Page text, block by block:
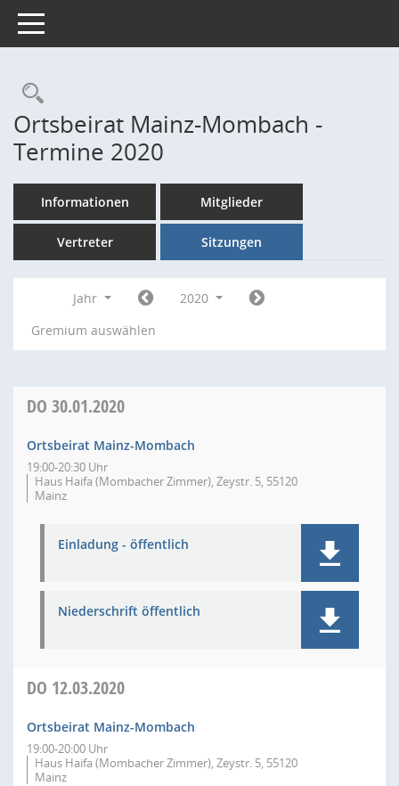
Toggle navigation
Rechercheauswahl
Ortsbeirat Mainz-Mombach -
Termine 2020
Informationen Mitglieder
Vertreter Sitzungen
Jahr
2020
Gremium auswählen
DO 30.01.2020
Ortsbeirat Mainz-Mombach
19:00-20:30 Uhr
Haus Haifa (Mombacher Zimmer), Zeystr. 5, 55120
Mainz
Einladung - öffentlich
Niederschrift öffentlich
DO 12.03.2020
Ortsbeirat Mainz-Mombach
19:00-20:00 Uhr
Haus Haifa (Mombacher Zimmer), Zeystr. 5, 55120
Mainz